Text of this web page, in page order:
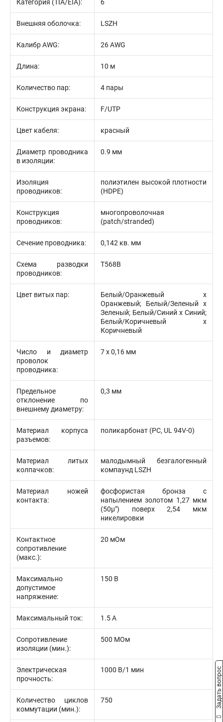
Категория (TIA/EIA): 6
Внешняя оболочка: LSZH
Калибр AWG: 26 AWG
Длина: 10 м
Количество пар: 4 пары
Конструкция экрана: F/UTP
Цвет кабеля: красный
Диаметр проводника
в изоляции:
0.9 мм
Изоляция
проводников:
полиэтилен высокой плотности
(HDPE)
Конструкция
проводников:
многопроволочная
(patch/stranded)
Сечение проводника: 0,142 кв. мм
Схема разводки
проводников:
T568B
Цвет витых пар:
Белый/Оранжевый х
Оранжевый; Белый/Зеленый х
Зеленый; Белый/Синий х Синий;
Белый/Коричневый х
Коричневый
Число и диаметр
проволок
проводника:
7 х 0,16 мм
Предельное
отклонение по
внешнему диаметру:
0,3 мм
Материал корпуса
разъемов:
поликарбонат (PC, UL 94V-0)
Материал литых
колпачков:
малодымный безгалогенный
компаунд LSZH
Материал ножей
контакта:
фосфористая бронза с
напылением золотом 1,27 мкм
(50µ") поверх 2,54 мкм
никелировки
Контактное
сопротивление
(макс.):
20 мОм
Максимально
допустимое
напряжение:
150 В
Максимальный ток: 1.5 А
Сопротивление
изоляции (мин.):
500 МОм
Электрическая
прочность:
1000 В/1 мин
Количество циклов
коммутации (мин.):
750 Задать вопрос